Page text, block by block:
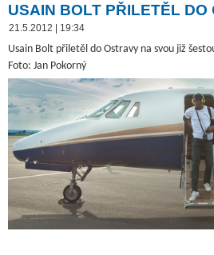
USAIN BOLT PŘILETĚL DO
21.5.2012 | 19:34
Usain Bolt přiletěl do Ostravy na svou již
Foto: Jan Pokorný